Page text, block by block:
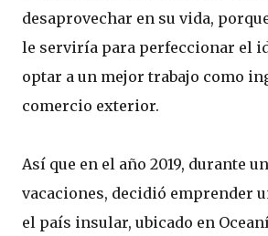
desaprovechar en su vida,
le serviría para perfeccionar el
optar a un mejor trabajo como
comercio exterior.
Así que en el año 2019, durante
vacaciones, decidió emprender
el país insular, ubicado en